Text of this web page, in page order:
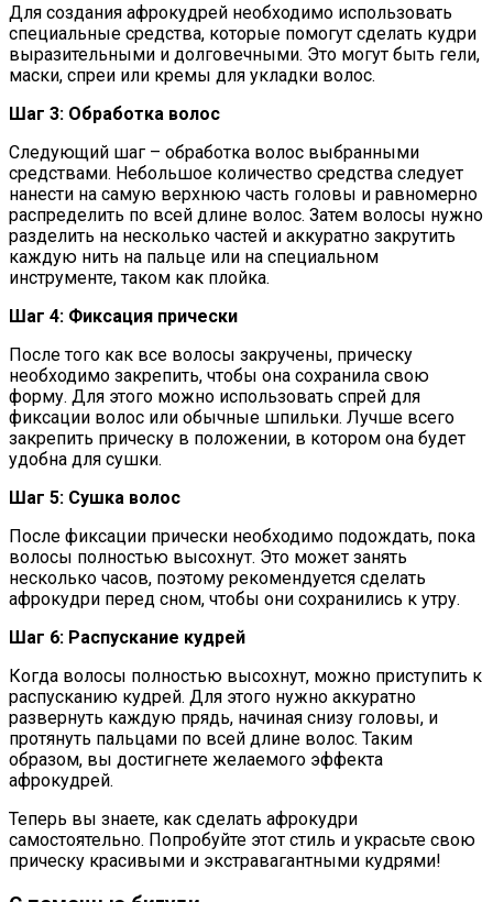
Для создания афрокудрей необходимо использовать
специальные средства, которые помогут сделать кудри
выразительными и долговечными. Это могут быть гели,
маски, спреи или кремы для укладки волос.
Шаг 3: Обработка волос
Следующий шаг – обработка волос выбранными
средствами. Небольшое количество средства следует
нанести на самую верхнюю часть головы и равномерно
распределить по всей длине волос. Затем волосы нужно
разделить на несколько частей и аккуратно закрутить
каждую нить на пальце или на специальном
инструменте, таком как плойка.
Шаг 4: Фиксация прически
После того как все волосы закручены, прическу
необходимо закрепить, чтобы она сохранила свою
форму. Для этого можно использовать спрей для
фиксации волос или обычные шпильки. Лучше всего
закрепить прическу в положении, в котором она будет
удобна для сушки.
Шаг 5: Сушка волос
После фиксации прически необходимо подождать, пока
волосы полностью высохнут. Это может занять
несколько часов, поэтому рекомендуется сделать
афрокудри перед сном, чтобы они сохранились к утру.
Шаг 6: Распускание кудрей
Когда волосы полностью высохнут, можно приступить к
распусканию кудрей. Для этого нужно аккуратно
развернуть каждую прядь, начиная снизу головы, и
протянуть пальцами по всей длине волос. Таким
образом, вы достигнете желаемого эффекта
афрокудрей.
Теперь вы знаете, как сделать афрокудри
самостоятельно. Попробуйте этот стиль и украсьте свою
прическу красивыми и экстравагантными кудрями!